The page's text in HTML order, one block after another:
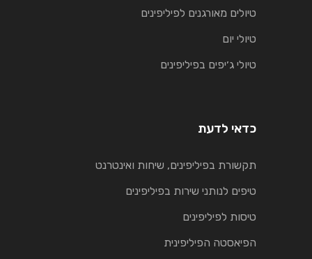
טיולים מאורגנים לפיליפינים
טיולי יום
טיולי ג׳יפים בפיליפינים
כדאי לדעת
תקשורת בפיליפינים, שיחות ואינטרנט
טיפים לנותני שירות בפיליפינים
טיסות לפיליפינים
הפיאסטה הפיליפינית